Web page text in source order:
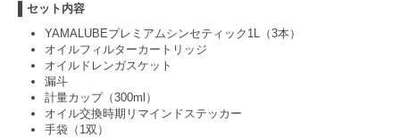
セット内容
YAMALUBEプレミアムシンセティック1L（3本）
オイルフィルターカートリッジ
オイルドレンガスケット
漏斗
計量カップ（300ml）
オイル交換時期リマインドステッカー
手袋（1双）